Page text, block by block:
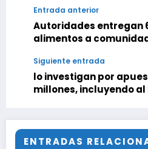
Entrada anterior
Autoridades entregan
alimentos a
Siguiente entrada
lo investigan por
millones, incluyendo
ENTRADAS